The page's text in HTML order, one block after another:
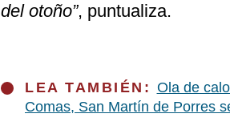
del otoño”, puntualiza.
LEA TAMBIÉN: Ola de
Comas, San Martín de Porres